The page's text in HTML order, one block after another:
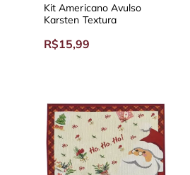
Kit Americano Avulso
Karsten Textura
R$15,99